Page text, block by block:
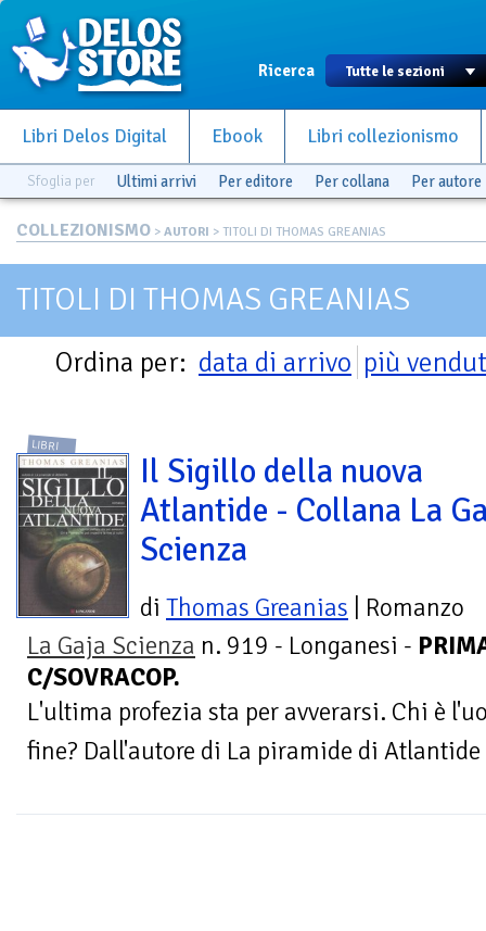
Ricerca
Libri Delos Digital Ebook Libri collezionismo
Sfoglia per Ultimi arrivi Per editore Per collana Per autore
COLLEZIONISMO > AUTORI > TITOLI DI THOMAS GREANIAS
TITOLI DI THOMAS GREANIAS
Ordina per: data di arrivo più
LIBRI
Il Sigillo della nuova
Atlantide - Collana La
Scienza
di Thomas Greanias | Romanzo
La Gaja Scienza n. 919 - Longanesi -
C/SOVRACOP.
L'ultima profezia sta per avverarsi. Chi è
fine? Dall'autore di La piramide di Atlantide